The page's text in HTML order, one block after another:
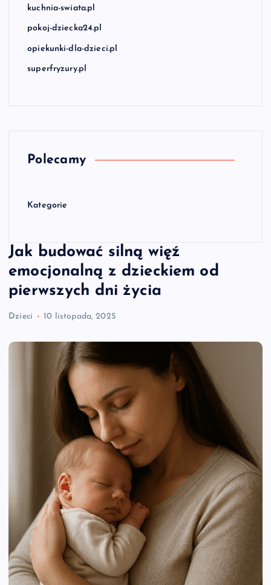
kuchnia-swiata.pl
pokoj-dziecka24.pl
opiekunki-dla-dzieci.pl
superfryzury.pl
Polecamy
Kategorie
Jak budować silną więź
emocjonalną z dzieckiem od
pierwszych dni życia
Dzieci 10 listopada, 2025